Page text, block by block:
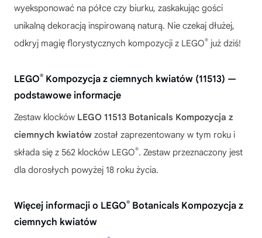
wyeksponować na półce czy biurku, zaskakując gości
unikalną dekoracją inspirowaną naturą. Nie czekaj dłużej,
odkryj magię florystycznych kompozycji z LEGO® już dziś!
LEGO® Kompozycja z ciemnych kwiatów (11513) —
podstawowe informacje
Zestaw klocków LEGO 11513 Botanicals Kompozycja z
ciemnych kwiatów został zaprezentowany w tym roku i
składa się z 562 klocków LEGO®. Zestaw przeznaczony jest
dla dorosłych powyżej 18 roku życia.
Więcej informacji o LEGO® Botanicals Kompozycja z
ciemnych kwiatów